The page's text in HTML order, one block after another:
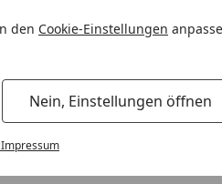
den Cookie-Einstellungen
Nein, Einstellungen öffnen
Impressum
inkl. gratis
im Sorglos-Paket:
BTR Zentralständer für Suzuki